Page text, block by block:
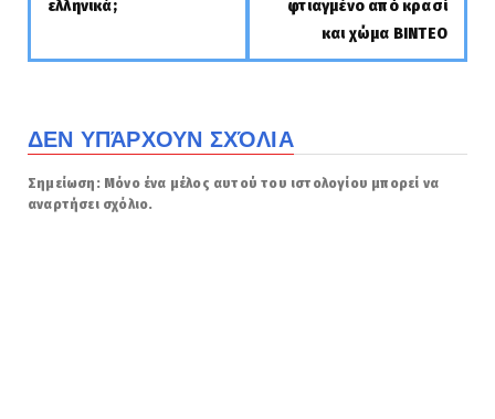
ελληνικά;
φτιαγμένο από κρασί
και χώμα ΒΙΝΤΕΟ
ΔΕΝ ΥΠΆΡΧΟΥΝ ΣΧΌΛΙΑ
Σημείωση: Μόνο ένα μέλος αυτού του ιστολογίου μπορεί να
αναρτήσει σχόλιο.